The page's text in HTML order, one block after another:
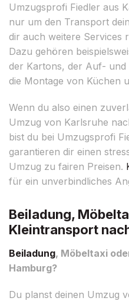
Umzugsprofi Fiedler aus
nur um den Transport
dir auch weitere Services
Dazu gehören
der Kartons, der Auf-
die Montage von Küchen
Wenn du also einen
Umzug von Karlsruhe
bist du bei Umzugsprofi
garantieren dir einen
Umzug zu fairen Preisen.
für ein unverbindliches
Beiladung,
Kleintransport
Beiladung, Möbeltaxi
Hamburg?
Du planst deinen Umzug